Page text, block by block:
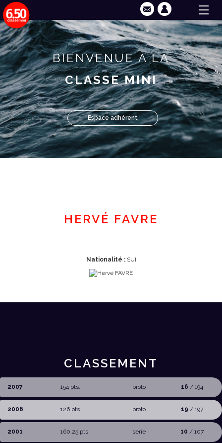
BIENVENUE À LA
CLASSE MINI
Espace adhérent
HERVÉ FAVRE
Nationalité :SUI
CLASSEMENT
2007 154 pts. proto 16 / 194
2006 126 pts. proto 19 / 197
2001 160,25 pts. serie 10 / 107